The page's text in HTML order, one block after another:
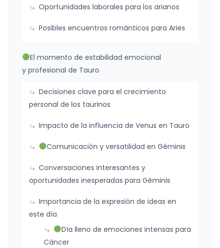
Oportunidades laborales para los arianos
Posibles encuentros románticos para Aries
El momento de estabilidad emocional
y profesional de Tauro
Decisiones clave para el crecimiento
personal de los taurinos
Impacto de la influencia de Venus en Tauro
Comunicación y versatilidad en Géminis
Conversaciones interesantes y
oportunidades inesperadas para Géminis
Importancia de la expresión de ideas en
este día
Día lleno de emociones intensas para
Cáncer